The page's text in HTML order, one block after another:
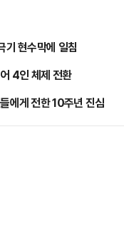
현수막에 일침
4인 체제 전환
에게 전한 10주년 진심